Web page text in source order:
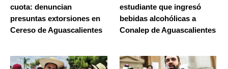
cuota: denuncian
presuntas extorsiones en
Cereso de Aguascalientes
estudiante que ingresó
bebidas alcohólicas a
Conalep de Aguascalientes